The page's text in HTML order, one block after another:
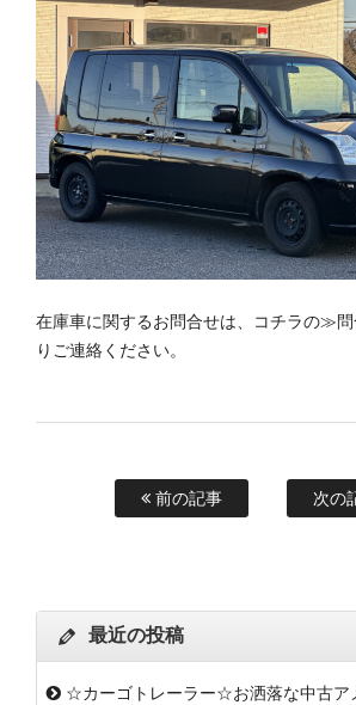
在庫車に関するお問合せは、コチラの≫
りご連絡ください。
前の記事 次の
最近の投稿
☆カーゴトレーラー☆お洒落な中古ア